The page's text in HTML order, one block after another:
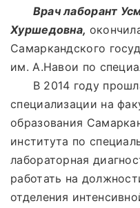
Врач лаборант
Хуршедовна,
Самаркандского
им. А.Навои по
В 2014 году
специализации на
образования
института по
лабораторная
работать на
отделения